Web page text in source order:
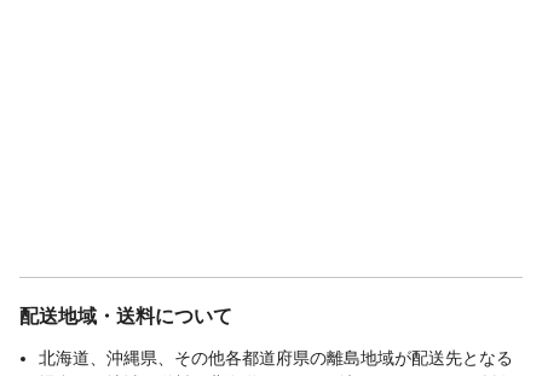
配送地域・送料について
北海道、沖縄県、その他各都道府県の離島地域が配送先となる